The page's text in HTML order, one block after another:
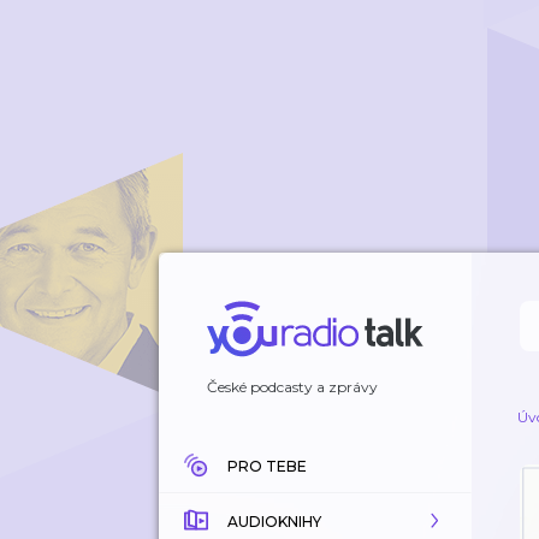
České podcasty a zprávy
PRO TEBE
AUDIOKNIHY